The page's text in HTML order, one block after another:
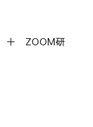
＋ ZOOM研